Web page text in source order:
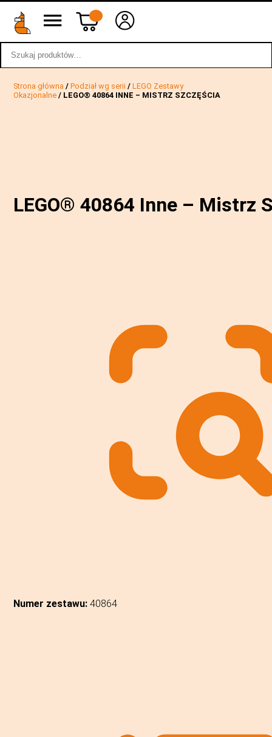
wstecz
Strona główna /Podział wg serii /LEGO Zestawy
Okazjonalne / LEGO® 40864 INNE – MISTRZ SZCZĘŚCIA
LEGO® 40864 Inne – Mistrz
Numer zestawu: 40864